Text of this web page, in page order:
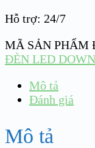
Hỗ trợ: 24/7
MÃ SẢN PHẨM
ĐÈN LED
Mô tả
Đánh giá
Mô tả